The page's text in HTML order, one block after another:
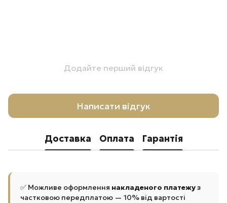
Додайте перший відгук
Написати відгук
Доставка Оплата Гарантія
✅ Можливе оформлення накладеного платежуз
частковою передплатою — 10% від вартості